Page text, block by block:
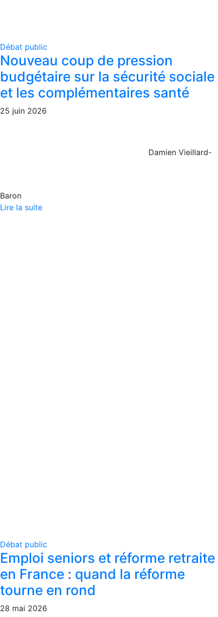
Débat public
Nouveau coup de pression
budgétaire sur la sécurité sociale
et les complémentaires santé
25 juin 2026
Damien Vieillard-
Baron
Lire la suite
Débat public
Emploi seniors et réforme retraite
en France : quand la réforme
tourne en rond
28 mai 2026